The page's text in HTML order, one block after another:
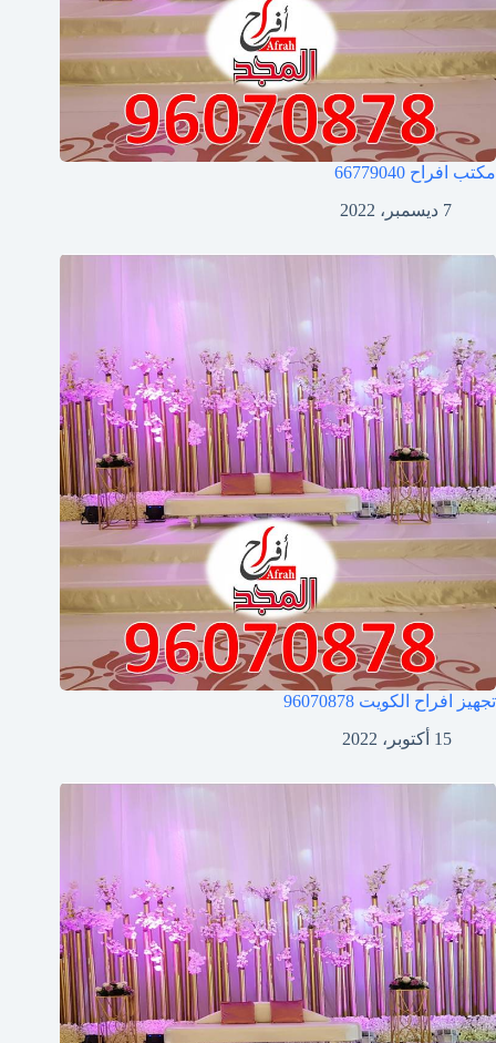
مكتب افراح 66779040
7 ديسمبر، 2022
تجهيز افراح الكويت 96070878
15 أكتوبر، 2022